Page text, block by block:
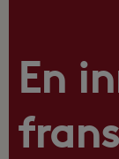
En